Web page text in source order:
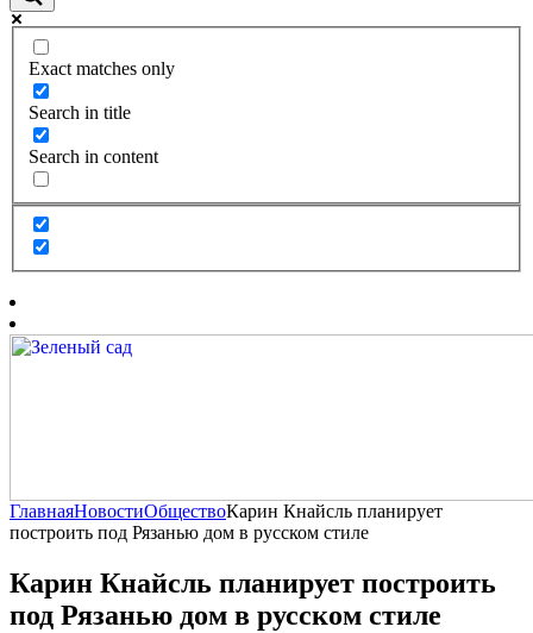
Exact matches only
Search in title
Search in content
ГлавнаяНовостиОбществоКарин Кнайсль планирует
построить под Рязанью дом в русском стиле
Карин Кнайсль планирует построить
под Рязанью дом в русском стиле